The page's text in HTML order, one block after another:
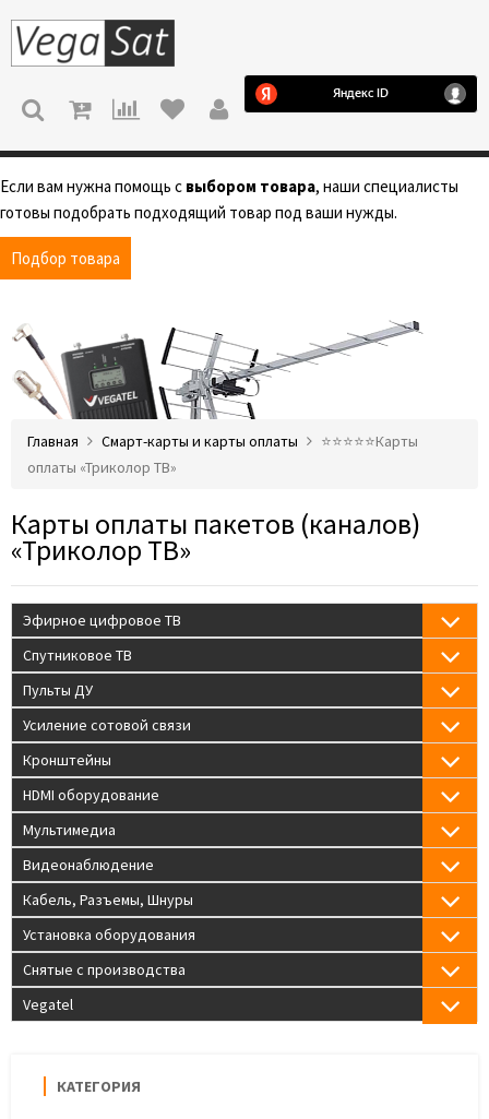
МЕНЮ
Если вам нужна помощь с выбором товара, наши специалисты
готовы подобрать подходящий товар под ваши нужды.
Подбор товара
Главная Смарт-карты и карты оплаты
⭐️⭐️⭐️⭐️⭐️Карты
оплаты «Триколор ТВ»
Карты оплаты пакетов (каналов)
«Триколор ТВ»
Эфирное цифровое ТВ
Спутниковое ТВ
Пульты ДУ
Усиление сотовой связи
Кронштейны
HDMI оборудование
Мультимедиа
Видеонаблюдение
Кабель, Разъемы, Шнуры
Установка оборудования
Снятые с производства
Vegatel
КАТЕГОРИЯ